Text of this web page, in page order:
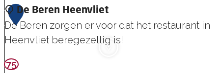
R
a
v
e
B
u
c
p
1
1
De Beren Heenvliet
De Beren zorgen er voor dat het restaurant in
Heenvliet beregezellig is!
D
75